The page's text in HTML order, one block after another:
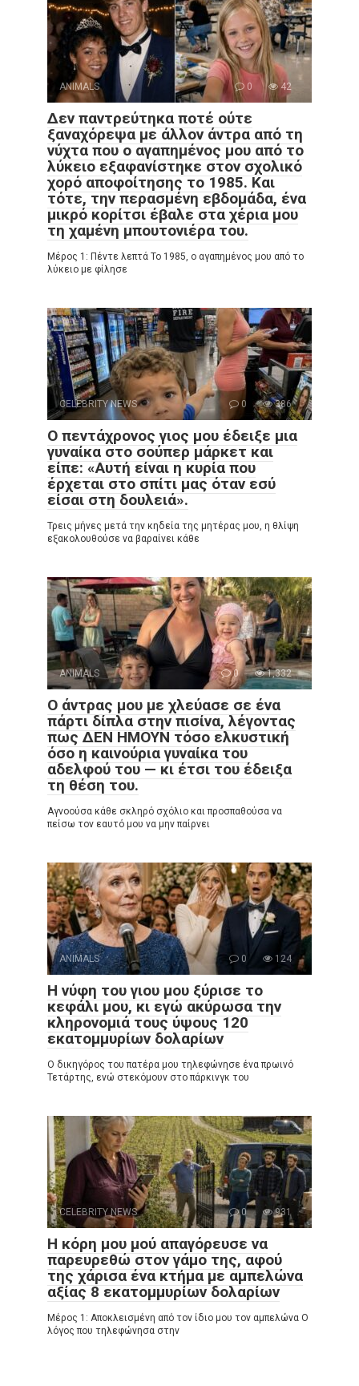
ANIMALS 0 42
Δεν παντρεύτηκα ποτέ ούτε
ξαναχόρεψα με άλλον άντρα από τη
νύχτα που ο αγαπημένος μου από το
λύκειο εξαφανίστηκε στον σχολικό
χορό αποφοίτησης το 1985. Και
τότε, την περασμένη εβδομάδα, ένα
μικρό κορίτσι έβαλε στα χέρια μου
τη χαμένη μπουτονιέρα του.
Μέρος 1: Πέντε λεπτά Το 1985, ο αγαπημένος μου από το
λύκειο με φίλησε
CELEBRITY NEWS 0 386
Ο πεντάχρονος γιος μου έδειξε μια
γυναίκα στο σούπερ μάρκετ και
είπε: «Αυτή είναι η κυρία που
έρχεται στο σπίτι μας όταν εσύ
είσαι στη δουλειά».
Τρεις μήνες μετά την κηδεία της μητέρας μου, η θλίψη
εξακολουθούσε να βαραίνει κάθε
ANIMALS 0 1,332
Ο άντρας μου με χλεύασε σε ένα
πάρτι δίπλα στην πισίνα, λέγοντας
πως ΔΕΝ ΗΜΟΥΝ τόσο ελκυστική
όσο η καινούρια γυναίκα του
αδελφού του — κι έτσι του έδειξα
τη θέση του.
Αγνοούσα κάθε σκληρό σχόλιο και προσπαθούσα να
πείσω τον εαυτό μου να μην παίρνει
ANIMALS 0 124
Η νύφη του γιου μου ξύρισε το
κεφάλι μου, κι εγώ ακύρωσα την
κληρονομιά τους ύψους 120
εκατομμυρίων δολαρίων
Ο δικηγόρος του πατέρα μου τηλεφώνησε ένα πρωινό
Τετάρτης, ενώ στεκόμουν στο πάρκινγκ του
CELEBRITY NEWS 0 931
Η κόρη μου μού απαγόρευσε να
παρευρεθώ στον γάμο της, αφού
της χάρισα ένα κτήμα με αμπελώνα
αξίας 8 εκατομμυρίων δολαρίων
Μέρος 1: Αποκλεισμένη από τον ίδιο μου τον αμπελώνα Ο
λόγος που τηλεφώνησα στην